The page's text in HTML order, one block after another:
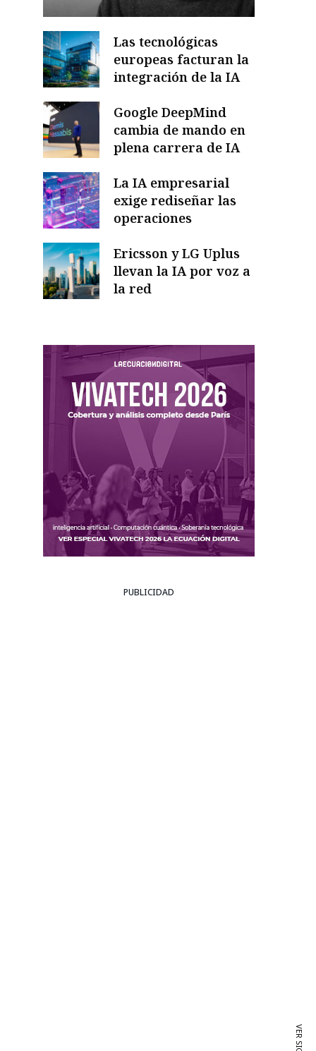
Las tecnológicas
europeas facturan la
integración de la IA
Google DeepMind
cambia de mando en
plena carrera de IA
La IA empresarial
exige rediseñar las
operaciones
Ericsson y LG Uplus
llevan la IA por voz a
la red
PUBLICIDAD